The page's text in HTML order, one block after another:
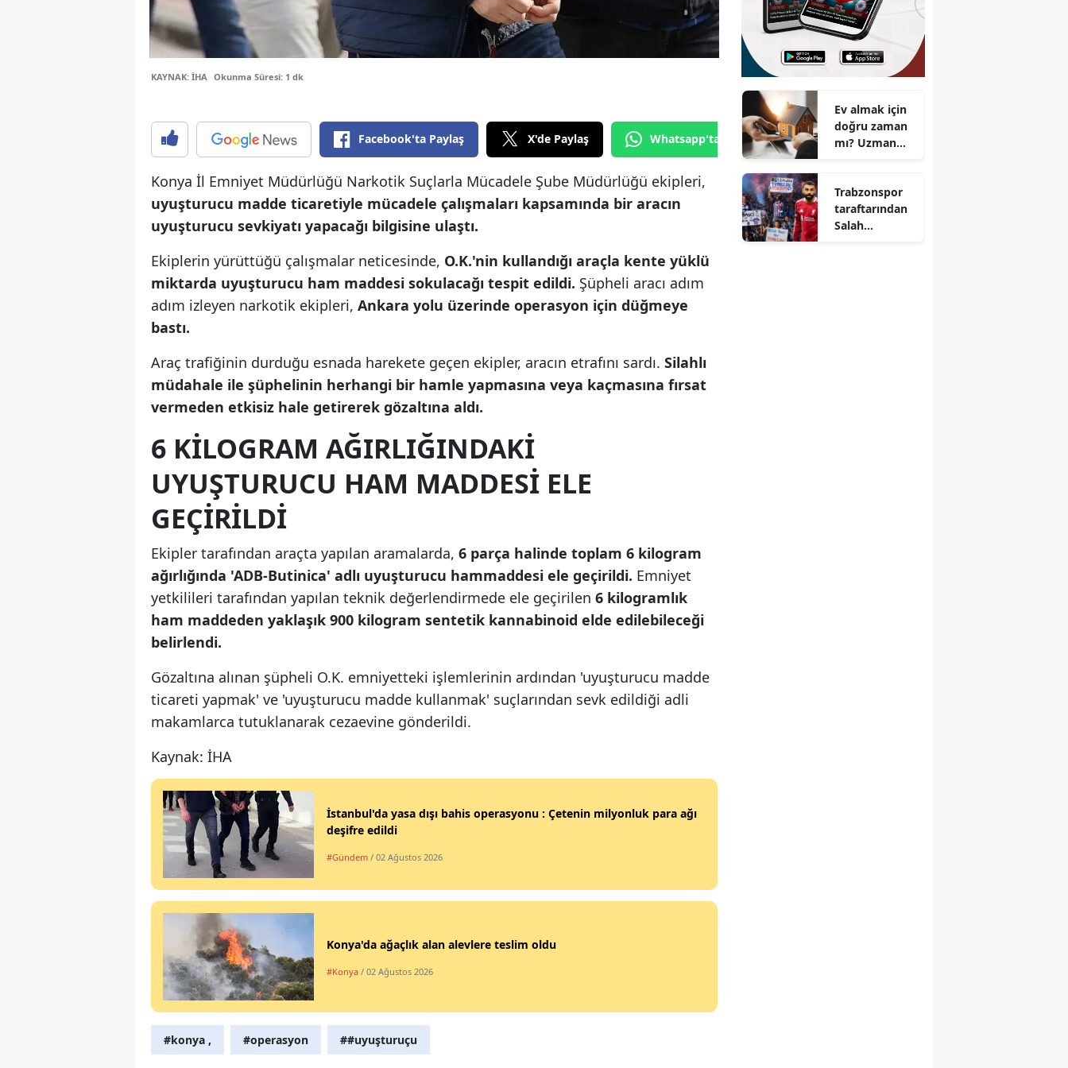
Edirne
Elazığ
Eskişehir
Gaziantep
Giresun
Hakkari
Hatay
Mersin
İstanbul
İzmir
Kars
Kırklareli
Kırşehir
Konya
Kütahya
Muş
KAYNAK: İHA Okunma Süresi: 1 dk
Facebook'ta Paylaş X'de Paylaş Whatsapp'tan Gönder
Konya İl Emniyet Müdürlüğü Narkotik Suçlarla Mücadele Şube Müdürlüğü ekipleri,
uyuşturucu madde ticaretiyle mücadele çalışmaları kapsamında bir aracın
uyuşturucu sevkiyatı yapacağı bilgisine ulaştı.
Ekiplerin yürüttüğü çalışmalar neticesinde, O.K.'nin kullandığı araçla kente yüklü
miktarda uyuşturucu ham maddesi sokulacağı tespit edildi. Şüpheli aracı adım
adım izleyen narkotik ekipleri, Ankara yolu üzerinde operasyon için düğmeye
bastı.
Araç trafiğinin durduğu esnada harekete geçen ekipler, aracın etrafını sardı. Silahlı
müdahale ile şüphelinin herhangi bir hamle yapmasına veya kaçmasına fırsat
vermeden etkisiz hale getirerek gözaltına aldı.
6 KILOGRAM AĞIRLIĞINDAKI
UYUŞTURUCU HAM MADDESI ELE
GEÇIRILDI
Ekipler tarafından araçta yapılan aramalarda, 6 parça halinde toplam 6 kilogram
ağırlığında 'ADB-Butinica' adlı uyuşturucu hammaddesi ele geçirildi. Emniyet
yetkilileri tarafından yapılan teknik değerlendirmede ele geçirilen 6 kilogramlık
ham maddeden yaklaşık 900 kilogram sentetik kannabinoid elde edilebileceği
belirlendi.
Gözaltına alınan şüpheli O.K. emniyetteki işlemlerinin ardından 'uyuşturucu madde
ticareti yapmak' ve 'uyuşturucu madde kullanmak' suçlarından sevk edildiği adli
makamlarca tutuklanarak cezaevine gönderildi.
Kaynak: İHA
İstanbul'da yasa dışı bahis operasyonu : Çetenin milyonluk para ağı
deşifre edildi
#Gündem / 02 Ağustos 2026
Konya'da ağaçlık alan alevlere teslim oldu
#Konya / 02 Ağustos 2026
#konya , #operasyon ##uyuşturuçu
Ev almak için
doğru zaman
mı? Uzman
açıklama
Trabzonspor
taraftarından
Salah